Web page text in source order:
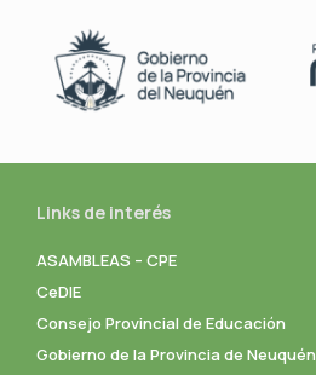
Links de interés
ASAMBLEAS – CPE
CeDIE
Consejo Provincial de Educación
Gobierno de la Provincia de Neuquén